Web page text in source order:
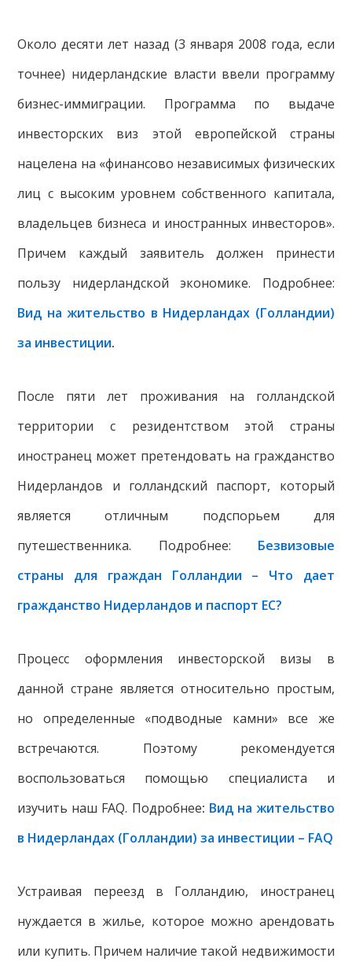
Около десяти лет назад (3 января 2008 года, если
точнее) нидерландские власти ввели программу
бизнес-иммиграции. Программа по выдаче
инвесторских виз этой европейской страны
нацелена на «финансово независимых физических
лиц с высоким уровнем собственного капитала,
владельцев бизнеса и иностранных инвесторов».
Причем каждый заявитель должен принести
пользу нидерландской экономике. Подробнее:
Вид на жительство в Нидерландах (Голландии)
за инвестиции.
После пяти лет проживания на голландской
территории с резидентством этой страны
иностранец может претендовать на гражданство
Нидерландов и голландский паспорт, который
является отличным подспорьем для
путешественника. Подробнее: Безвизовые
страны для граждан Голландии – Что дает
гражданство Нидерландов и паспорт ЕС?
Процесс оформления инвесторской визы в
данной стране является относительно простым,
но определенные «подводные камни» все же
встречаются. Поэтому рекомендуется
воспользоваться помощью специалиста и
изучить наш FAQ. Подробнее: Вид на жительство
в Нидерландах (Голландии) за инвестиции – FAQ
Устраивая переезд в Голландию, иностранец
нуждается в жилье, которое можно арендовать
или купить. Причем наличие такой недвижимости